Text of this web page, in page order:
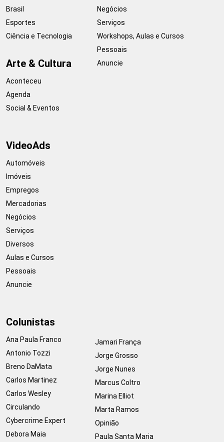
Brasil
Esportes
Ciência e Tecnologia
Arte & Cultura
Aconteceu
Agenda
Social & Eventos
Negócios
Serviços
Workshops, Aulas e Cursos
Pessoais
Anuncie
VideoAds
Automóveis
Imóveis
Empregos
Mercadorias
Negócios
Serviços
Diversos
Aulas e Cursos
Pessoais
Anuncie
Colunistas
Ana Paula Franco
Antonio Tozzi
Breno DaMata
Carlos Martinez
Carlos Wesley
Circulando
Cybercrime Expert
Debora Maia
Jamari França
Jorge Grosso
Jorge Nunes
Marcus Coltro
Marina Elliot
Marta Ramos
Opinião
Paula Santa Maria